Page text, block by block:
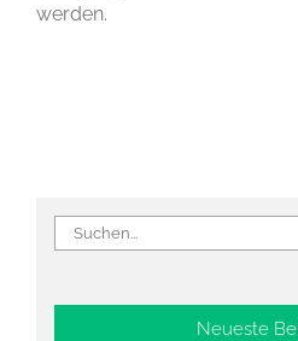
werden.
Suche
nach:
Neueste